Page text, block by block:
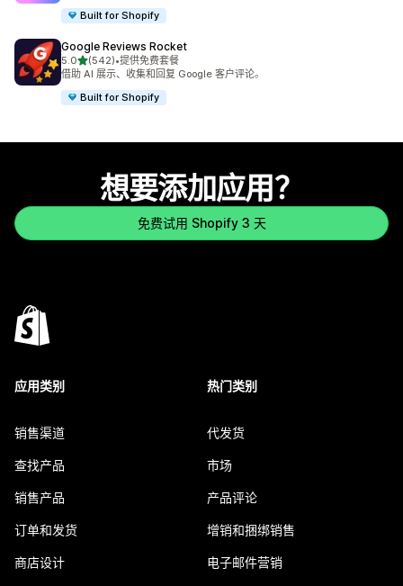
Built for Shopify
Google Reviews Rocket
5.0星（满分 5 星）
(542)
总共 542 条评论
•提供免费套餐
借助 AI 展示、收集和回复 Google 客户评论。
Built for Shopify
想要添加应用？
免费试用 Shopify 3 天
应用类别
销售渠道
查找产品
销售产品
订单和发货
商店设计
热门类别
代发货
市场
产品评论
增销和捆绑销售
电子邮件营销